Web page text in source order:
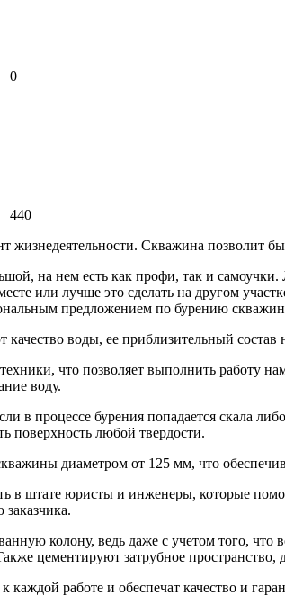
0
440
жизнедеятельности. Скважина позволит
на нем есть как профи, так и
или лучше это сделать на другом
предложением по бурению
качество воды, ее приблизительный
что позволяет выполнить работу
воду.
в процессе бурения попадается скала
поверхность любой твердости.
диаметром от 125 мм, что
в штате юристы и инженеры, которые
колону, ведь даже с учетом того, что
цементируют затрубное
работе и обеспечат качество и